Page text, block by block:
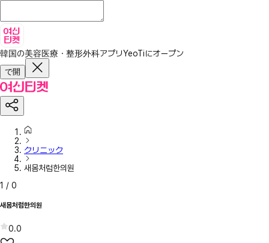
韓国の美容医療・整形外科アプリYeoTiにオープン
で開
クリニック
새몸처럼한의원
1 / 0
새몸처럼한의원
0.0